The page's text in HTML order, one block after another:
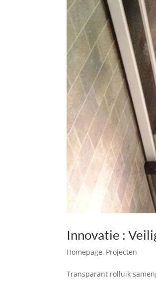
Innovatie :
Homepage, Projecten
Transparant rolluik